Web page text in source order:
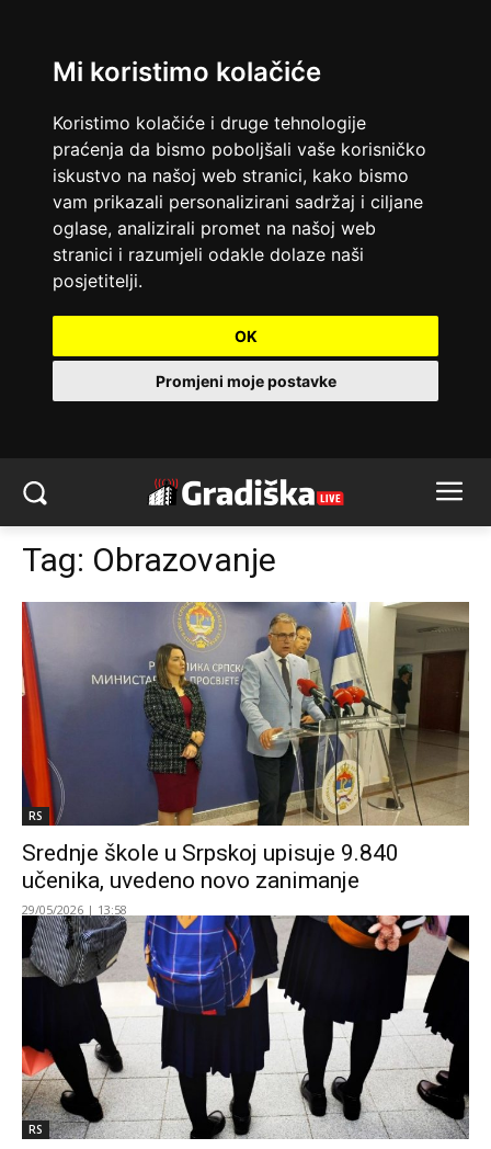
Mi koristimo kolačiće
Koristimo kolačiće i druge tehnologije
praćenja da bismo poboljšali vaše korisničko
iskustvo na našoj web stranici, kako bismo
vam prikazali personalizirani sadržaj i ciljane
oglase, analizirali promet na našoj web
stranici i razumjeli odakle dolaze naši
posjetitelji.
OK
Promjeni moje postavke
Tag: Obrazovanje
RS
Srednje škole u Srpskoj upisuje 9.840
učenika, uvedeno novo zanimanje
29/05/2026 | 13:58
RS